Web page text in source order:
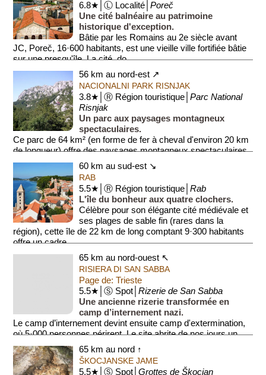
6.8★│Ⓛ Localité│Poreč
Une cité balnéaire au patrimoine
historique d'exception.
Bâtie par les Romains au 2e siècle avant
JC, Poreč, 16·600 habitants, est une vieille ville fortifiée bâtie
sur une presqu'île. La cité, do...
56 km au nord-est ↗
NACIONALNI PARK RISNJAK
3.8★│Ⓡ Région touristique│Parc National
Risnjak
Un parc aux paysages montagneux
spectaculaires.
Ce parc de 64 km² (en forme de fer à cheval d'environ 20 km
de longueur) offre des paysages montagneux spectaculaires,
avec des forêts denses et des s...
60 km au sud-est ↘
RAB
5.5★│Ⓡ Région touristique│Rab
L'île du bonheur aux quatre clochers.
Célèbre pour son élégante cité médiévale et
ses plages de sable fin (rares dans la
région), cette île de 22 km de long comptant 9·300 habitants
offre un cadre ...
65 km au nord-ouest ↖
RISIERA DI SAN SABBA
Page de: Trieste
5.5★│Ⓢ Spot│Rizerie de San Sabba
Une ancienne rizerie transformée en
camp d’internement nazi.
Le camp d’internement devint ensuite camp d'extermination,
où 5·000 personnes périrent. Le site abrite de nos jours un
musée relatant ...65 km au nord ↑
ŠKOCJANSKE JAME
5.5★│Ⓢ Spot│Grottes de Škocjan